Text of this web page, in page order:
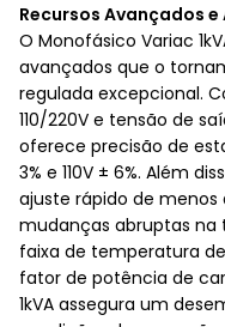
Recursos Avançados
O Monofásico Variac
avançados que o
regulada excepcional.
110/220V e tensão de
oferece precisão de
3% e 110V ± 6%. Além
ajuste rápido de menos
mudanças abruptas na
faixa de temperatura
fator de potência de
1kVA assegura um